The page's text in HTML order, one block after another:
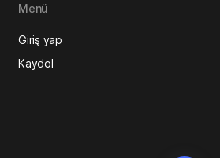
Menü
Giriş yap
Kaydol